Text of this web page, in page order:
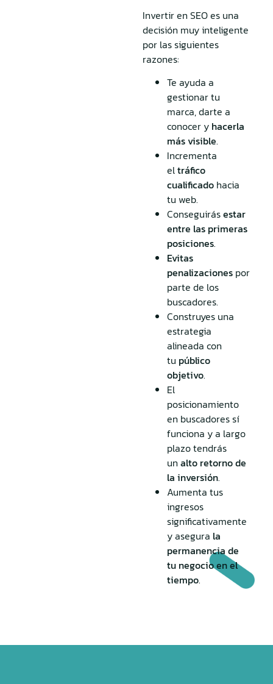
Invertir en SEO es una
decisión muy inteligente
por las siguientes
razones:
Te ayuda a
gestionar tu
marca, darte a
conocer y hacerla
más visible.
Incrementa
eltráfico
cualificado hacia
tu web.
Conseguirásestar
entre las primeras
posiciones.
Evitas
penalizaciones por
parte de los
buscadores.
Construyes una
estrategia
alineada con
tu público
objetivo.
El
posicionamiento
en buscadores sí
funciona y a largo
plazo tendrás
un alto retorno de
la inversión.
Aumenta tus
ingresos
significativamente
y asegura la
permanencia de
tu negocio en el
tiempo.